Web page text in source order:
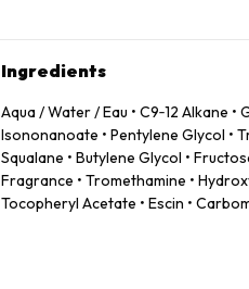
Ingredients
Aqua / Water / Eau • C9‑12 Alkane
Isononanoate • Pentylene Glycol •
Squalane • Butylene Glycol •
Fragrance • Tromethamine •
Tocopheryl Acetate • Escin •
Caprylic/Capric Triglyceride •